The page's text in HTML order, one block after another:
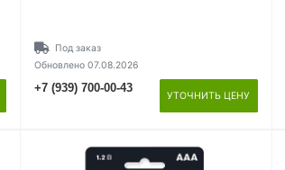
Под заказ
Обновлено 07.08.2026
+7 (939) 700-00-43
УТОЧНИТЬ ЦЕНУ